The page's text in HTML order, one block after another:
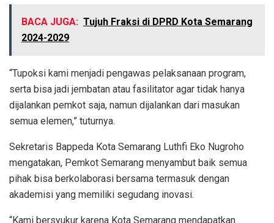
BACA JUGA: Tujuh Fraksi di DPRD Kota Semarang
2024-2029
“Tupoksi kami menjadi pengawas pelaksanaan program,
serta bisa jadi jembatan atau fasilitator agar tidak hanya
dijalankan pemkot saja, namun dijalankan dari masukan
semua elemen,” tuturnya.
Sekretaris Bappeda Kota Semarang Luthfi Eko Nugroho
mengatakan, Pemkot Semarang menyambut baik semua
pihak bisa berkolaborasi bersama termasuk dengan
akademisi yang memiliki segudang inovasi.
“Kami bersyukur karena Kota Semarang mendapatkan